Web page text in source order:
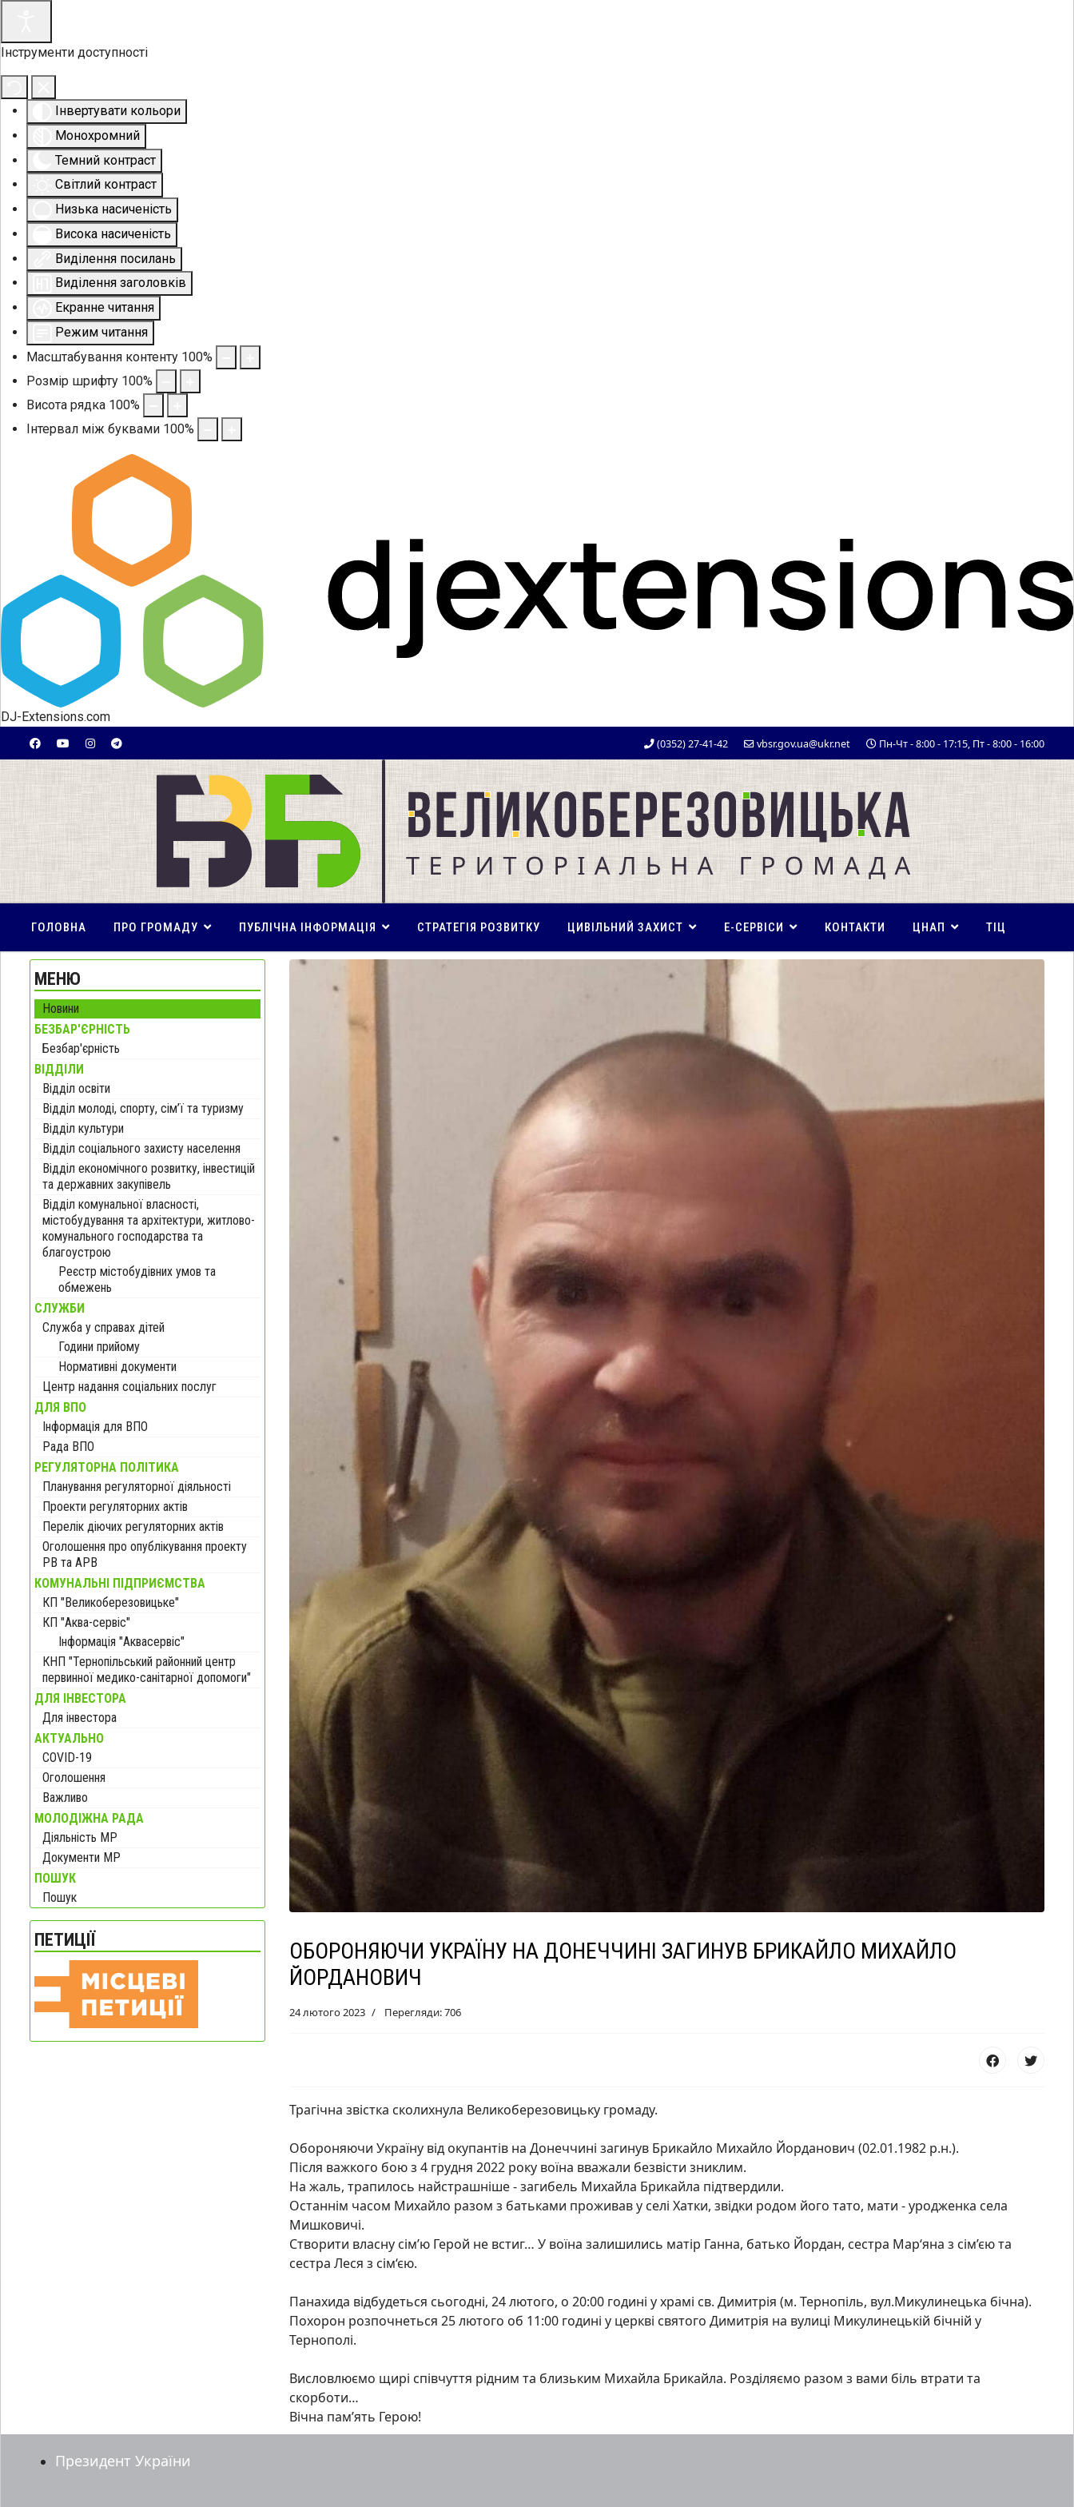
Інструменти доступності
Інвертувати кольори
Монохромний
Темний контраст
Світлий контраст
Низька насиченість
Висока насиченість
Виділення посилань
Виділення заголовків
Екранне читання
Режим читання
Масштабування контенту 100%
Розмір шрифту 100%
Висота рядка 100%
Інтервал між буквами 100%
DJ-Extensions.com
(0352) 27-41-42 vbsr.gov.ua@ukr.net Пн-Чт - 8:00 - 17:15, Пт - 8:00 - 16:00
ГОЛОВНА ПРО ГРОМАДУ ПУБЛІЧНА ІНФОРМАЦІЯ СТРАТЕГІЯ РОЗВИТКУ ЦИВІЛЬНИЙ ЗАХИСТ E-СЕРВІСИ КОНТАКТИ ЦНАП ТІЦ
МЕНЮ
Новини
БЕЗБАР'ЄРНІСТЬ
Безбар'єрність
ВІДДІЛИ
Відділ освіти
Відділ молоді, спорту, сім’ї та туризму
Відділ культури
Відділ соціального захисту населення
Відділ економічного розвитку, інвестицій
та державних закупівель
Відділ комунальної власності,
містобудування та архітектури, житлово-
комунального господарства та
благоустрою
Реєстр містобудівних умов та
обмежень
СЛУЖБИ
Служба у справах дітей
Години прийому
Нормативні документи
Центр надання соціальних послуг
ДЛЯ ВПО
Інформація для ВПО
Рада ВПО
РЕГУЛЯТОРНА ПОЛІТИКА
Планування регуляторної діяльності
Проекти регуляторних актів
Перелік діючих регуляторних актів
Оголошення про опублікування проекту
РВ та АРВ
КОМУНАЛЬНІ ПІДПРИЄМСТВА
КП "Великоберезовицьке"
КП "Аква-сервіс"
Інформація "Аквасервіс"
КНП "Тернопільський районний центр
первинної медико-санітарної допомоги"
ДЛЯ ІНВЕСТОРА
Для інвестора
АКТУАЛЬНО
COVID-19
Оголошення
Важливо
МОЛОДІЖНА РАДА
Діяльність МР
Документи МР
ПОШУК
Пошук
ПЕТИЦІЇ
ОБОРОНЯЮЧИ УКРАЇНУ НА ДОНЕЧЧИНІ ЗАГИНУВ БРИКАЙЛО МИХАЙЛО
ЙОРДАНОВИЧ
24 лютого 2023 Перегляди: 706
Трагічна звістка сколихнула Великоберезовицьку громаду.
Обороняючи Україну від окупантів на Донеччині загинув Брикайло Михайло Йорданович (02.01.1982 р.н.).
Після важкого бою з 4 грудня 2022 року воїна вважали безвісти зниклим.
На жаль, трапилось найстрашніше - загибель Михайла Брикайла підтвердили.
Останнім часом Михайло разом з батьками проживав у селі Хатки, звідки родом його тато, мати - уродженка села
Мишковичі.
Створити власну сім’ю Герой не встиг… У воїна залишились матір Ганна, батько Йордан, сестра Мар‘яна з сім’єю та
сестра Леся з сім‘єю.
Панахида відбудеться сьогодні, 24 лютого, о 20:00 годині у храмі св. Димитрія (м. Тернопіль, вул.Микулинецька бічна).
Похорон розпочнеться 25 лютого об 11:00 годині у церкві святого Димитрія на вулиці Микулинецькій бічній у
Тернополі.
Висловлюємо щирі співчуття рідним та близьким Михайла Брикайла. Розділяємо разом з вами біль втрати та
скорботи…
Вічна пам’ять Герою!
Президент України